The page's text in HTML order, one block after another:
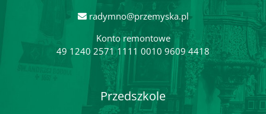
radymno@przemyska.pl
Konto remontowe
49 1240 2571 1111 0010 9609 4418
Przedszkole